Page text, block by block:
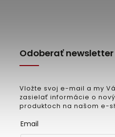
Odoberať newsletter
Vložte svoj e-mail a my
zasielať informácie o
produktoch na našom e-
Email